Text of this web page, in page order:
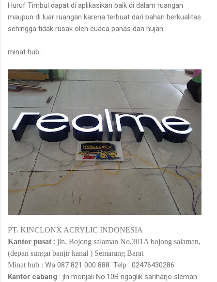
Huruf Timbul dapat di aplikasikan baik di dalam ruangan
maupun di luar ruangan karena terbuat dari bahan berkualitas
sehingga tidak rusak oleh cuaca panas dan hujan.
minat hub :
PT. KINCLONX ACRYLIC INDONESIA
Kantor pusat : jln, Bojong salaman No,301A bojong salaman,
(depan sungai banjir kanal ) Semarang Barat
Minat hub : Wa 087 821 000 888 Telp : 02476430286
Kantor cabang : jln monjali No.10B ngaglik sariharjo sleman